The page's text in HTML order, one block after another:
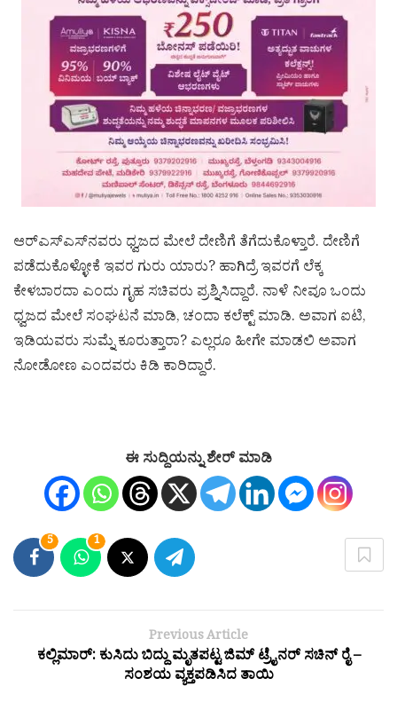
ಆರ್​​ಎಸ್​​ಎಸ್​​ನವರು ಧ್ವಜದ ಮೇಲೆ ದೇಣಿಗೆ ತೆಗೆದುಕೊಳ್ತಾರೆ. ದೇಣಿಗೆ
ಪಡೆದುಕೊಳ್ಳೋಕೆ ಇವರ ಗುರು ಯಾರು? ಹಾಗಿದ್ರೆ ಇವರಗೆ ಲೆಕ್ಕ
ಕೇಳಬಾರದಾ ಎಂದು ಗೃಹ ಸಚಿವರು ಪ್ರಶ್ನಿಸಿದ್ದಾರೆ. ನಾಳೆ ನೀವೂ ಒಂದು
ಧ್ವಜದ ಮೇಲೆ ಸಂಘಟನೆ ಮಾಡಿ, ಚಂದಾ ಕಲೆಕ್ಟ್‌ ಮಾಡಿ. ಅವಾಗ ಐಟಿ,
ಇಡಿಯವರು ಸುಮ್ನೆ ಕೂರುತ್ತಾರಾ? ಎಲ್ಲರೂ ಹೀಗೇ ಮಾಡಲಿ ಅವಾಗ
ನೋಡೋಣ ಎಂದವರು ಕಿಡಿ ಕಾರಿದ್ದಾರೆ.
ಈ ಸುದ್ದಿಯನ್ನು ಶೇರ್ ಮಾಡಿ
5 1
Previous Article
ಕಲ್ಲಿಮಾರ್: ಕುಸಿದು ಬಿದ್ದು ಮೃತಪಟ್ಟ ಜಿಮ್ ಟ್ರೈನರ್ ಸಚಿನ್ ರೈ –
ಸಂಶಯ ವ್ಯಕ್ತಪಡಿಸಿದ ತಾಯಿ